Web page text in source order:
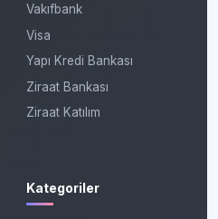
Vakıfbank
Visa
Yapı Kredi Bankası
Ziraat Bankası
Ziraat Katılım
Kategoriler